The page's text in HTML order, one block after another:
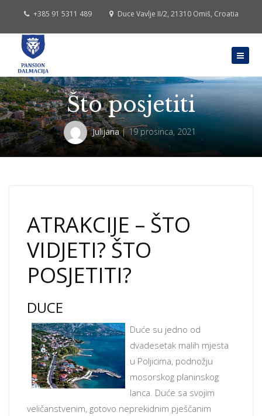
+385 91 5311 489 Duce Vavlje II/2, 21310 Omiš, Croatia
Što posjetiti
Julijana 19 prosinca, 2021
ATRAKCIJE – ŠTO
VIDJETI? ŠTO
POSJETITI?
DUCE
Duće su jedno od
dvadesetak malih mjesta
u Poljicima, podnožju
mosorskog planinskog
lanca. Duće sa svojim
veličanstvenim, gotovo neprekidnim pješčanim